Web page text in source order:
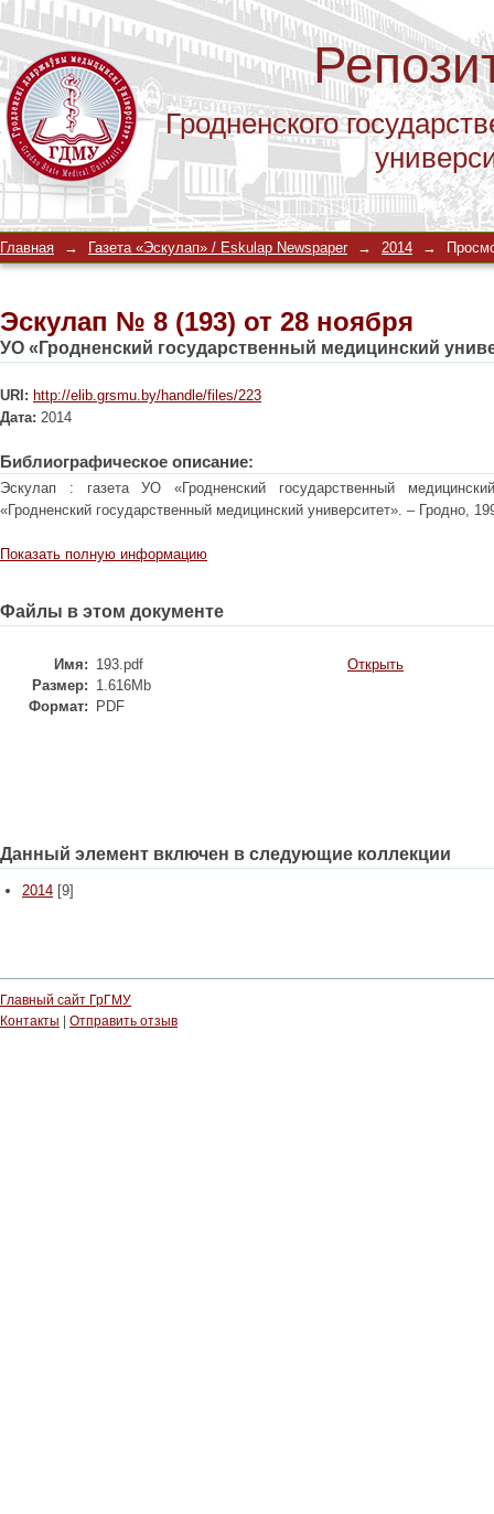
Гродненского
Эскулап № 8 (193) от 28 ноября
Главная → Газета «Эскулап» / Eskulap Newspaper → 2014 →
Эскулап № 8 (193) от 28 ноября
УО «Гродненский государственный медицинский
URI: http://elib.grsmu.by/handle/files/223
Дата: 2014
Библиографическое описание:
Эскулап : газета УО «Гродненский государственный
«Гродненский государственный медицинский университет». – Гродно,
Показать полную информацию
Файлы в этом документе
Имя: 193.pdf
Размер: 1.616Mb
Формат:
PDF
Открыть
Данный элемент включен в следующие коллекции
2014 [9]
Главный сайт ГрГМУ
Контакты
Отправить отзыв